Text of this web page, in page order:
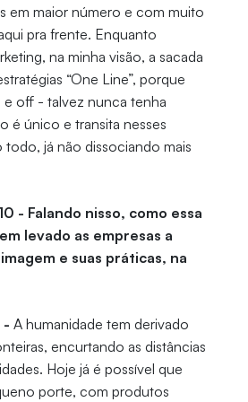
em maior número e com muito
pra frente. Enquanto
na minha visão, a sacada
“One Line”, porque
e off - talvez nunca tenha
é único e transita nesses
já não dissociando mais
- Falando nisso, como essa
levado as empresas a
e suas práticas, na
- A humanidade tem derivado
encurtando as distâncias
Hoje já é possível que
porte, com produtos